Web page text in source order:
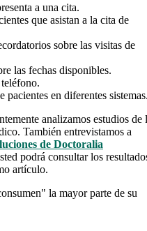
a una cita.
que asistan a la cita de
sobre las visitas de
las fechas disponibles.
pacientes en diferentes
analizamos estudios de
También entrevistamos a
de Doctoralia
podrá consultar los
artículo.
la mayor parte de su